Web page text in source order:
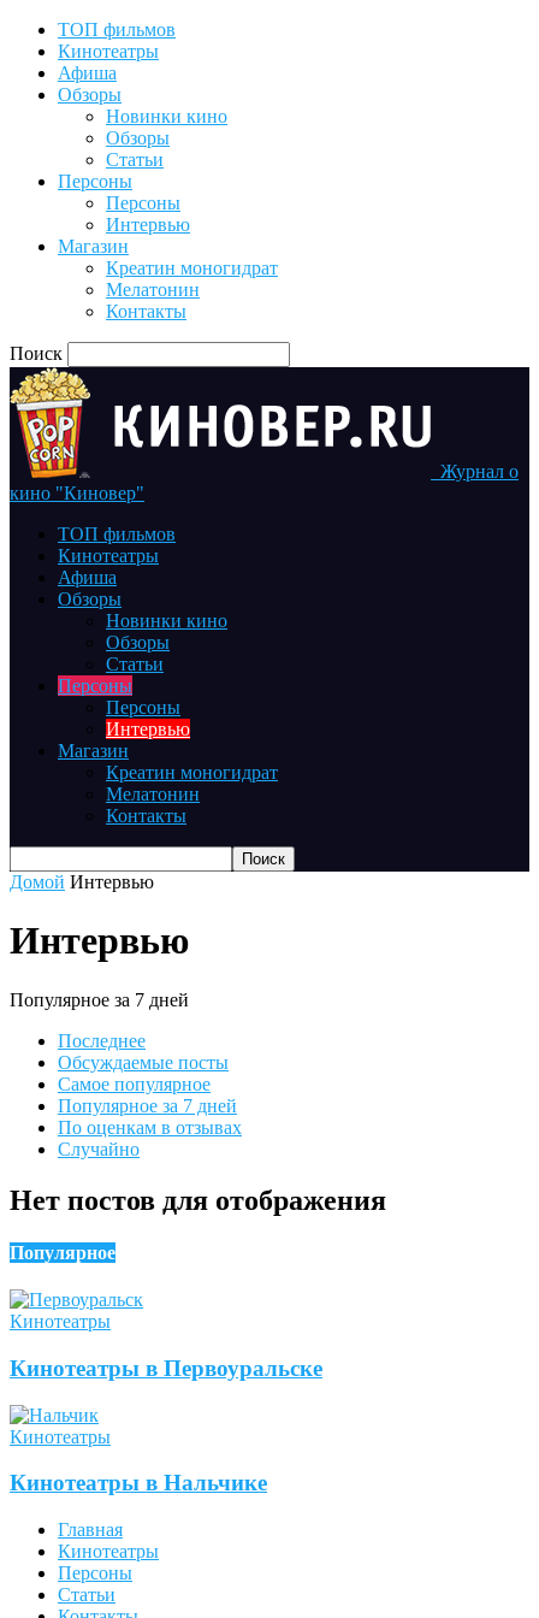
ТОП фильмов
Кинотеатры
Афиша
Обзоры
Новинки кино
Обзоры
Статьи
Персоны
Персоны
Интервью
Магазин
Креатин моногидрат
Мелатонин
Контакты
Поиск
Журнал о
кино "Киновер"
ТОП фильмов
Кинотеатры
Афиша
Обзоры
Новинки кино
Обзоры
Статьи
Персоны
Персоны
Интервью
Магазин
Креатин моногидрат
Мелатонин
Контакты
Домой Интервью
Интервью
Популярное за 7 дней
Последнее
Обсуждаемые посты
Самое популярное
Популярное за 7 дней
По оценкам в отзывах
Случайно
Нет постов для отображения
Популярное
Кинотеатры
Кинотеатры в Первоуральске
Кинотеатры
Кинотеатры в Нальчике
Главная
Кинотеатры
Персоны
Статьи